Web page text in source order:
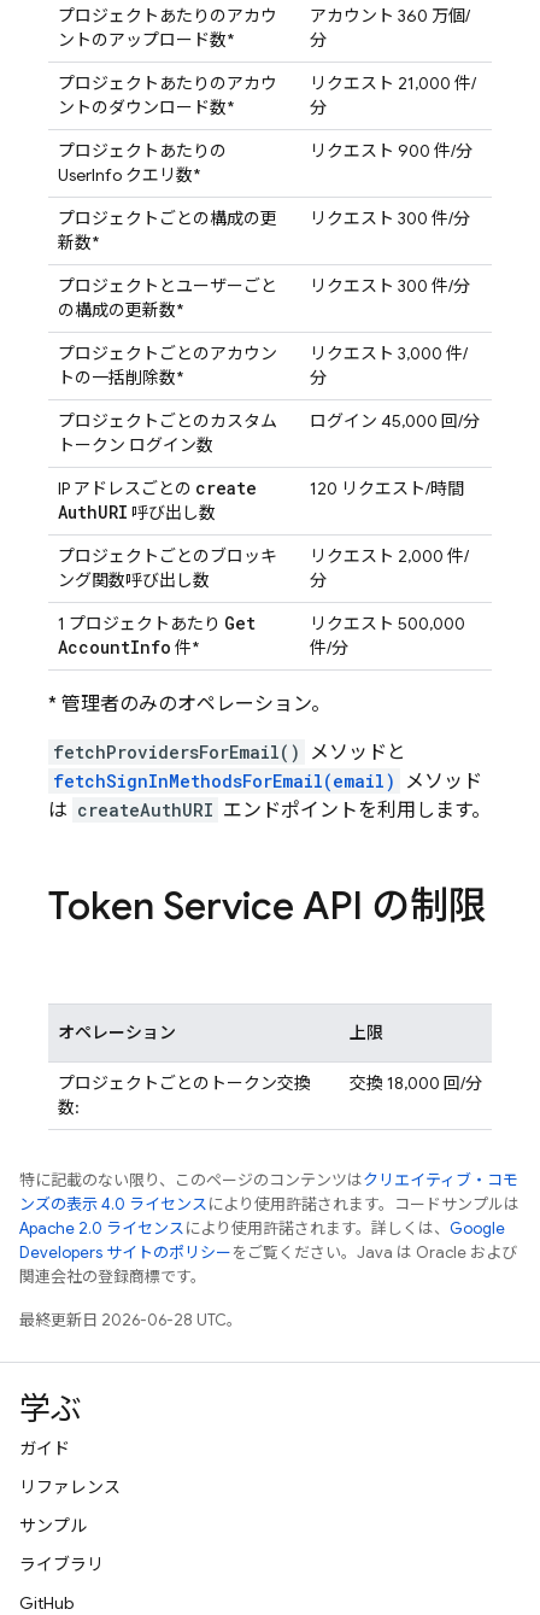
プロジェクトあたりのアカウ
ントのアップロード数*
アカウント 360 万個/
分
プロジェクトあたりのアカウ
ントのダウンロード数*
リクエスト 21,000 件/
分
プロジェクトあたりの
UserInfo クエリ数*
リクエスト 900 件/分
プロジェクトごとの構成の更
新数*
リクエスト 300 件/分
プロジェクトとユーザーごと
の構成の更新数*
リクエスト 300 件/分
プロジェクトごとのアカウン
トの一括削除数*
リクエスト 3,000 件/
分
プロジェクトごとのカスタム
トークン ログイン数
ログイン 45,000 回/分
IP アドレスごとの create
AuthURI 呼び出し数
120 リクエスト/時間
プロジェクトごとのブロッキ
ング関数呼び出し数
リクエスト 2,000 件/
分
1 プロジェクトあたり Get
AccountInfo 件*
リクエスト 500,000
件/分
* 管理者のみのオペレーション。
fetchProvidersForEmail() メソッドと
fetchSignInMethodsForEmail(email)
メソッド
は createAuthURI エンドポイントを利用します。
Token Service API の制限
オペレーション 上限
プロジェクトごとのトークン交換
数:
交換 18,000 回/分
特に記載のない限り、このページのコンテンツはクリエイティブ・コモ
ンズの表示 4.0 ライセンスにより使用許諾されます。コードサンプルは
Apache 2.0 ライセンスにより使用許諾されます。詳しくは、 Google
Developers サイトのポリシーをご覧ください。Java は Oracle および
関連会社の登録商標です。
最終更新日 2026-06-28 UTC。
学ぶ
ガイド
リファレンス
サンプル
ライブラリ
GitHub